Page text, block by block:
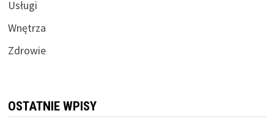
Usługi
Wnętrza
Zdrowie
OSTATNIE WPISY